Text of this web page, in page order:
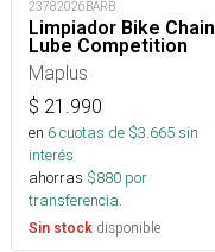
23782026BARB
Limpiador Bike Chain
Lube Competition
Maplus
$ 21.990
en 6cuotas de $3.665sin
interés
ahorras $880 por
transferencia.
Sin stock disponible